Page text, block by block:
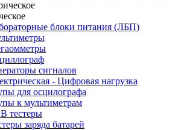
блоки питания (ЛБП)
сигналов
- Цифровая нагрузка
для осцилографа
к мультиметрам
тестеры
заряда батарей